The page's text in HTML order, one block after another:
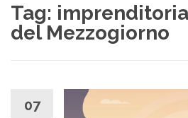
Tag:
del Mezzogiorno
07